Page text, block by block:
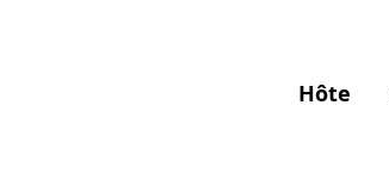
Hôte